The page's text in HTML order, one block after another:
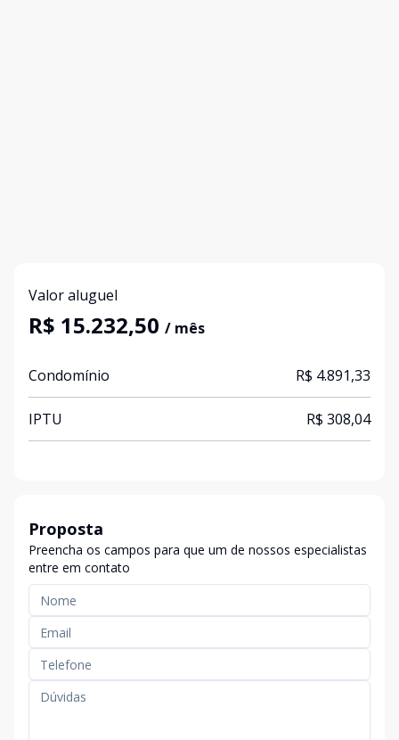
Valor aluguel
R$ 15.232,50 / mês
Condomínio R$ 4.891,33
IPTU R$ 308,04
Proposta
Preencha os campos para que um de nossos especialistas
entre em contato